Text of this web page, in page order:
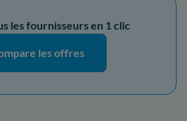
les fournisseurs en 1 clic
les offres